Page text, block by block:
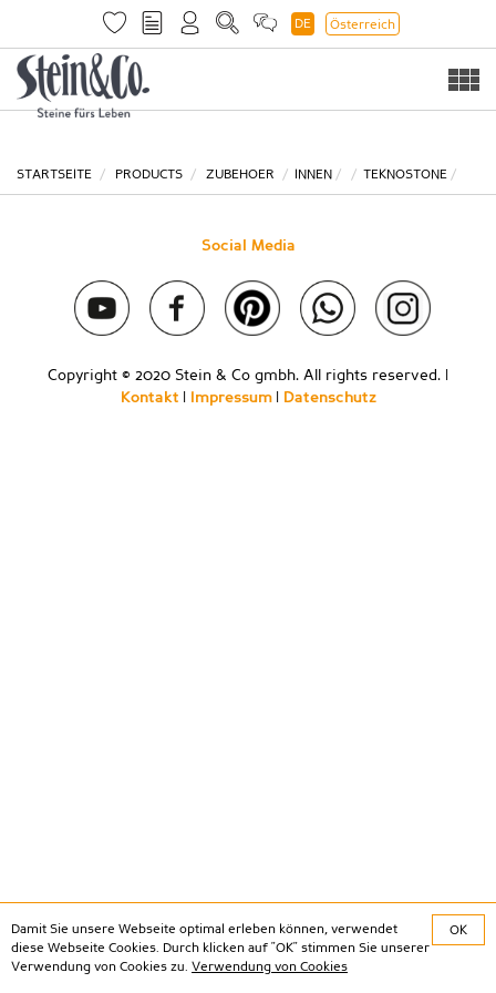
DE Österreich
STARTSEITE PRODUCTS ZUBEHOER INNEN TEKNOSTONE
Social Media
Copyright © 2020 Stein & Co gmbh. All rights reserved. |
Kontakt
Impressum| Datenschutz
Damit Sie unsere Webseite optimal erleben können, verwendet
diese Webseite Cookies. Durch klicken auf "OK" stimmen Sie unserer
Verwendung von Cookies zu. Verwendung von Cookies
OK